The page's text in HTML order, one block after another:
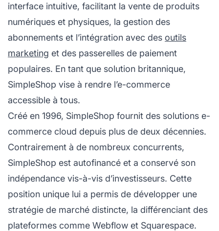
interface intuitive, facilitant la vente de produits
numériques et physiques, la gestion des
abonnements et l’intégration avec des outils
marketing et des passerelles de paiement
populaires. En tant que solution britannique,
SimpleShop vise à rendre l’e-commerce
accessible à tous.
Créé en 1996, SimpleShop fournit des solutions e-
commerce cloud depuis plus de deux décennies.
Contrairement à de nombreux concurrents,
SimpleShop est autofinancé et a conservé son
indépendance vis-à-vis d’investisseurs. Cette
position unique lui a permis de développer une
stratégie de marché distincte, la différenciant des
plateformes comme Webflow et Squarespace.